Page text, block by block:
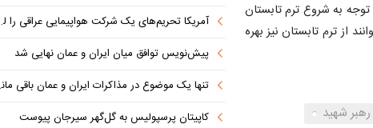
به شروع ترم تابستان
از ترم تابستان نیز بهره
رهبر شهید
آمریکا تحریم‌های یک شرکت هواپیمایی عراقی را لغو کرد
پیش‌نویس توافق میان ایران و عمان نهایی شد
تنها یک موضوع در مذاکرات ایران و عمان باقی مانده است
کاپیتان پرسپولیس به گل‌گهر سیرجان پیوست